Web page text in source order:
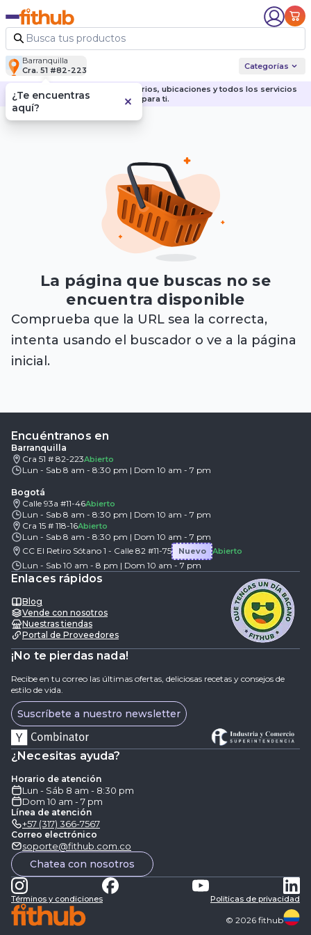
Barranquilla
Cra. 51 #82-223
Categorías
Descubre nuestras sedes, horarios, ubicaciones y todos los servicios
para ti.
La página que buscas no se
encuentra disponible
Comprueba que la URL sea la correcta,
intenta usando el buscador o ve a la página
inicial.
Encuéntranos en
Barranquilla
Cra 51 # 82-223Abierto
Lun - Sab 8 am - 8:30 pm | Dom 10 am - 7 pm
Bogotá
Calle 93a #11-46Abierto
Lun - Sab 8 am - 8:30 pm | Dom 10 am - 7 pm
Cra 15 # 118-16Abierto
Lun - Sab 8 am - 8:30 pm | Dom 10 am - 7 pm
CC El Retiro Sótano 1 - Calle 82 #11-75
Nuevo Abierto
Lun - Sab 10 am - 8 pm | Dom 10 am - 7 pm
Enlaces rápidos
Blog
Vende con nosotros
Nuestras tiendas
Portal de Proveedores
¡No te pierdas nada!
Recibe en tu correo las últimas ofertas, deliciosas recetas y consejos de
estilo de vida.
Suscríbete a nuestro newsletter
¿Necesitas ayuda?
Horario de atención
Lun - Sáb 8 am - 8:30 pm
Dom 10 am - 7 pm
Línea de atención
+57 (317) 366-7567
Correo electrónico
soporte@fithub.com.co
Chatea con nosotros
Términos y condiciones Politicas de privacidad
© 2026 fithub
¿Te encuentras
aquí?